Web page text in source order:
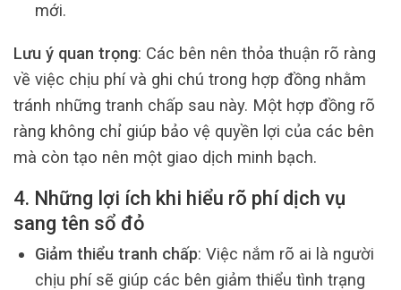
mới.
Lưu ý quan trọng: Các bên nên thỏa thuận rõ ràng
về việc chịu phí và ghi chú trong hợp đồng nhằm
tránh những tranh chấp sau này. Một hợp đồng rõ
ràng không chỉ giúp bảo vệ quyền lợi của các bên
mà còn tạo nên một giao dịch minh bạch.
4. Những lợi ích khi hiểu rõ phí dịch vụ
sang tên sổ đỏ
Giảm thiểu tranh chấp: Việc nắm rõ ai là người
chịu phí sẽ giúp các bên giảm thiểu tình trạng